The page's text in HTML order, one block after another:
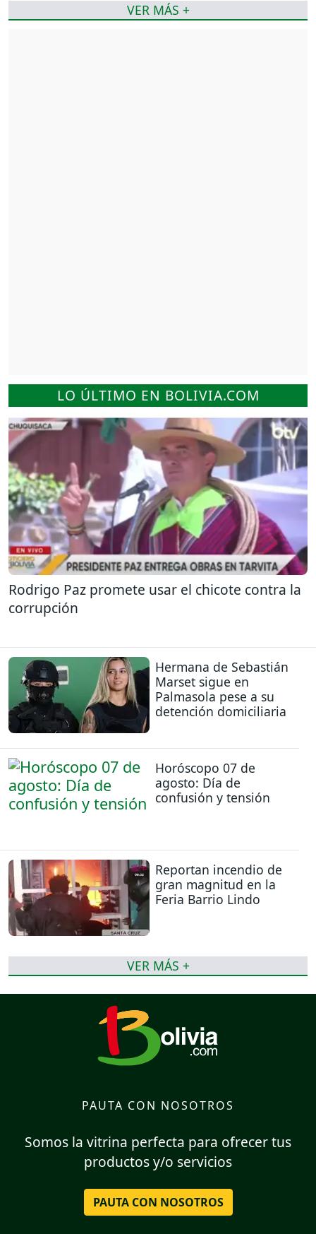
LO ÚLTIMO EN BOLIVIA.COM
Rodrigo Paz promete usar el chicote contra la
corrupción
Hermana de Sebastián
Marset sigue en
Palmasola pese a su
detención domiciliaria
Horóscopo 07 de
agosto: Día de
confusión y tensión
Reportan incendio de
gran magnitud en la
Feria Barrio Lindo
VER MÁS +
VER MÁS +
PAUTA CON NOSOTROS
Somos la vitrina perfecta para ofrecer tus
productos y/o servicios
PAUTA CON NOSOTROS